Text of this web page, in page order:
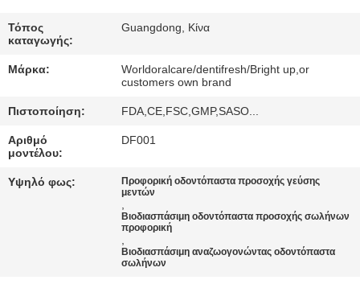
ΜΑΣ
ΣΕ
ΕΠΑΦΉ
ΜΕ
ΑΠΌΣΠΑΣΜΑ
Τόπος
καταγωγής:
Guangdong, Κίνα
Μάρκα:
Worldoralcare/dentifresh/Bright up,or
customers own brand
Πιστοποίηση: FDA,CE,FSC,GMP,SASO...
Αριθμό
μοντέλου:
DF001
Υψηλό φως:
Προφορική οδοντόπαστα προσοχής γεύσης
μεντών
,
Βιοδιασπάσιμη οδοντόπαστα προσοχής σωλήνων
προφορική
,
Βιοδιασπάσιμη αναζωογονώντας οδοντόπαστα
σωλήνων